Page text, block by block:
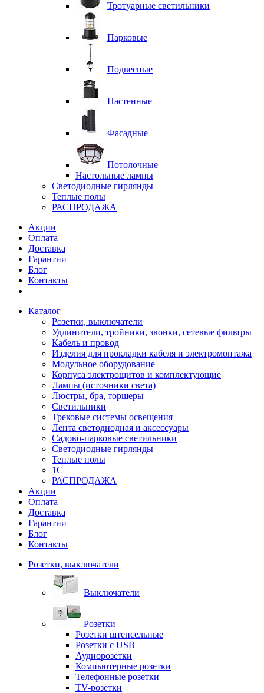
Тротуарные светильники
Парковые
Подвесные
Настенные
Фасадные
Потолочные
Настольные лампы
Светодиодные гирлянды
Теплые полы
РАСПРОДАЖА
Акции
Оплата
Доставка
Гарантии
Блог
Контакты
Каталог
Розетки, выключатели
Удлинители, тройники, звонки, сетевые фильтры
Кабель и провод
Изделия для прокладки кабеля и электромонтажа
Модульное оборудование
Корпуса электрощитов и комплектующие
Лампы (источники света)
Люстры, бра, торшеры
Светильники
Трековые системы освещения
Лента светодиодная и аксессуары
Садово-парковые светильники
Светодиодные гирлянды
Теплые полы
1С
РАСПРОДАЖА
Акции
Оплата
Доставка
Гарантии
Блог
Контакты
Розетки, выключатели
Выключатели
Розетки
Розетки штепсельные
Розетки с USB
Аудиорозетки
Компьютерные розетки
Телефонные розетки
TV-розетки